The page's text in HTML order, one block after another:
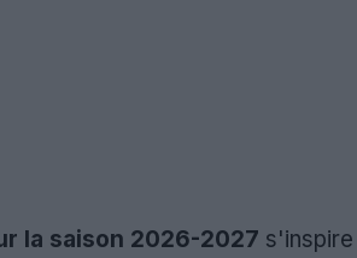
la saison 2026-2027